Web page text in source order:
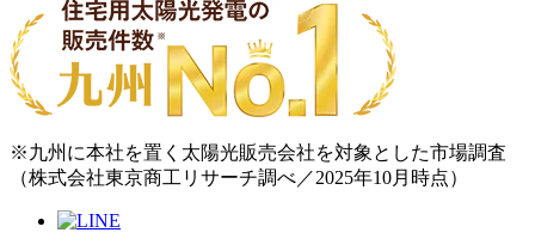
※九州に本社を置く太陽光販売会社を対象とした市場調査
（株式会社東京商工リサーチ調べ／2025年10月時点）